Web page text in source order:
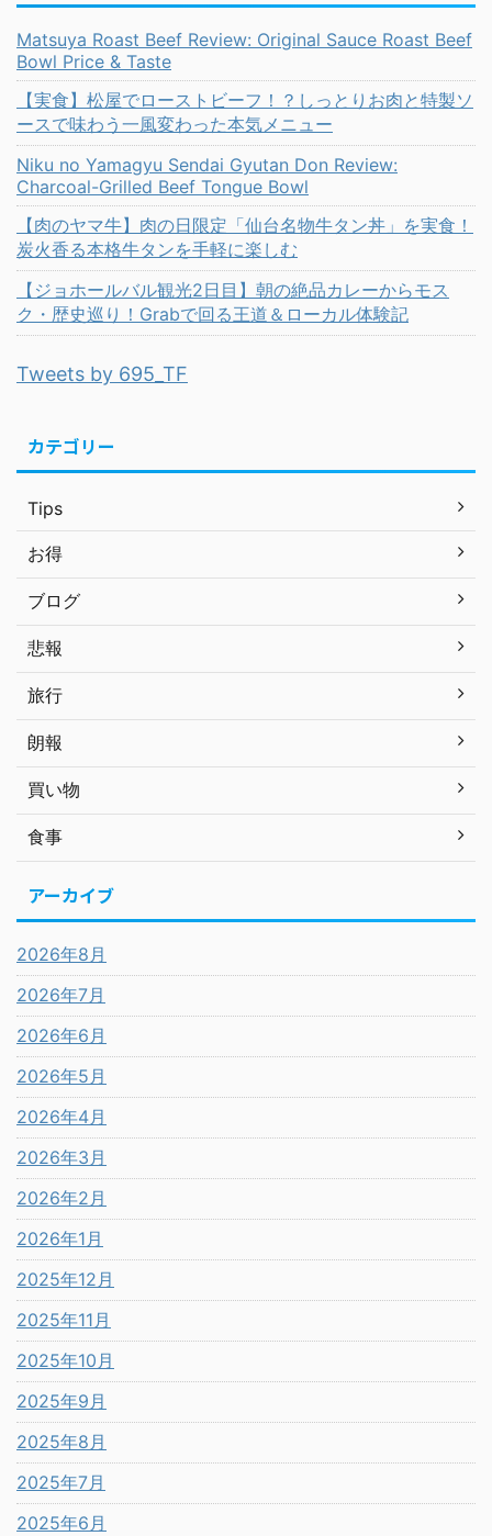
Matsuya Roast Beef Review: Original Sauce Roast Beef
Bowl Price & Taste
【実食】松屋でローストビーフ！？しっとりお肉と特製ソ
ースで味わう一風変わった本気メニュー
Niku no Yamagyu Sendai Gyutan Don Review:
Charcoal-Grilled Beef Tongue Bowl
【肉のヤマ牛】肉の日限定「仙台名物牛タン丼」を実食！
炭火香る本格牛タンを手軽に楽しむ
【ジョホールバル観光2日目】朝の絶品カレーからモス
ク・歴史巡り！Grabで回る王道＆ローカル体験記
Tweets by 695_TF
カテゴリー
Tips
お得
ブログ
悲報
旅行
朗報
買い物
食事
アーカイブ
2026年8月
2026年7月
2026年6月
2026年5月
2026年4月
2026年3月
2026年2月
2026年1月
2025年12月
2025年11月
2025年10月
2025年9月
2025年8月
2025年7月
2025年6月